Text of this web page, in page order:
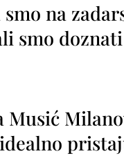
smo na
smo
Musić